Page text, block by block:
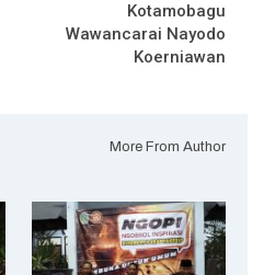
Kotamobagu
Wawancarai Nayodo
Koerniawan
More From Author